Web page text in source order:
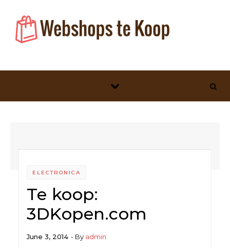
ELECTRONICA
Te koop:
3DKopen.com
June 3, 2014 - By admin